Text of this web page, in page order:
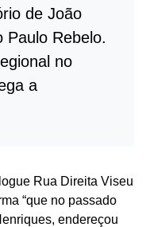
de João
Paulo Rebelo.
no
a
Rua Direita Viseu
“que no passado
endereçou